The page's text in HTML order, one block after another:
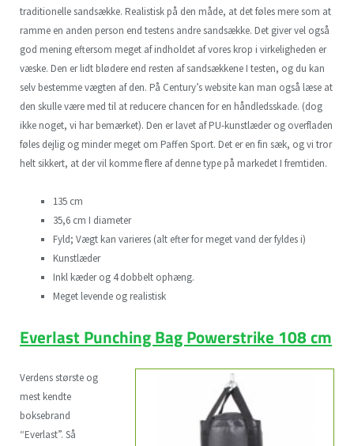
traditionelle sandsække. Realistisk på den måde, at det føles mere som at
ramme en anden person end testens andre sandsække. Det giver vel også
god mening eftersom meget af indholdet af vores krop i virkeligheden er
væske. Den er lidt blødere end resten af sandsækkene I testen, og du kan
selv bestemme vægten af den. På Century’s website kan man også læse at
den skulle være med til at reducere chancen for en håndledsskade. (dog
ikke noget, vi har bemærket). Den er lavet af PU-kunstlæder og overfladen
føles dejlig og minder meget om Paffen Sport. Det er en fin sæk, og vi tror
helt sikkert, at der vil komme flere af denne type på markedet I fremtiden.
135 cm
35,6 cm I diameter
Fyld; Vægt kan varieres (alt efter for meget vand der fyldes i)
Kunstlæder
Inkl kæder og 4 dobbelt ophæng.
Meget levende og realistisk
Everlast Punching Bag Powerstrike 108 cm
Verdens største og
mest kendte
boksebrand
“Everlast”. Så